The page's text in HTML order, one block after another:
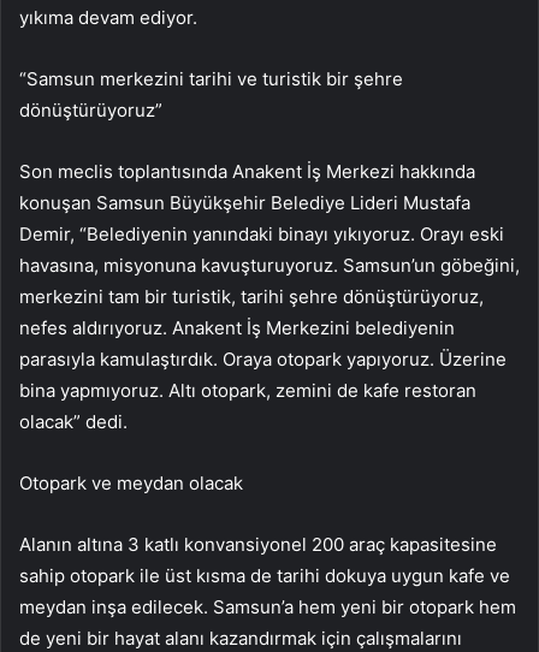
yıkıma devam ediyor.
“Samsun merkezini tarihi ve turistik bir şehre
dönüştürüyoruz”
Son meclis toplantısında Anakent İş Merkezi hakkında
konuşan Samsun Büyükşehir Belediye Lideri Mustafa
Demir, “Belediyenin yanındaki binayı yıkıyoruz. Orayı eski
havasına, misyonuna kavuşturuyoruz. Samsun’un göbeğini,
merkezini tam bir turistik, tarihi şehre dönüştürüyoruz,
nefes aldırıyoruz. Anakent İş Merkezini belediyenin
parasıyla kamulaştırdık. Oraya otopark yapıyoruz. Üzerine
bina yapmıyoruz. Altı otopark, zemini de kafe restoran
olacak” dedi.
Otopark ve meydan olacak
Alanın altına 3 katlı konvansiyonel 200 araç kapasitesine
sahip otopark ile üst kısma de tarihi dokuya uygun kafe ve
meydan inşa edilecek. Samsun’a hem yeni bir otopark hem
de yeni bir hayat alanı kazandırmak için çalışmalarını